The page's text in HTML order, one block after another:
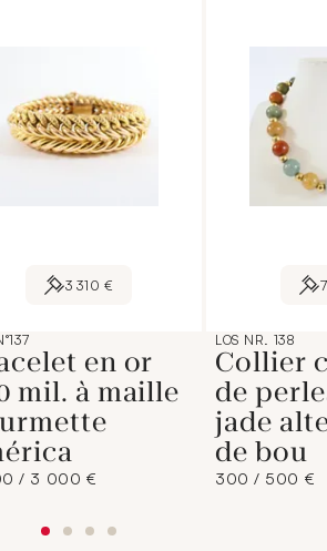
3 310 €
en or
mil. à maille
/ 3 000 €
LOS NR. 138
Collier
de
jade
de bou
300 / 500 €